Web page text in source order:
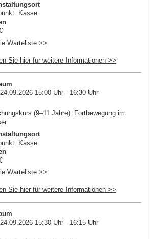
Kasse
Warteliste >>
Sie hier für weitere Informationen >>
15:00 Uhr - 16:30 Uhr
(9–11 Jahre): Fortbewegung im
Kasse
Warteliste >>
Sie hier für weitere Informationen >>
15:30 Uhr - 16:15 Uhr